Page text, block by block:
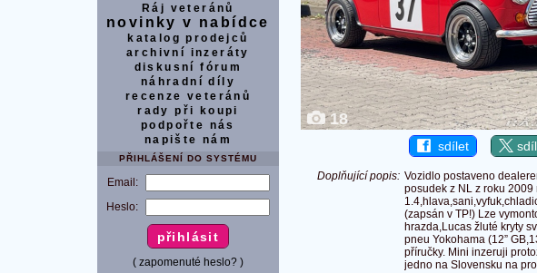
Ráj veteránů
novinky v nabídce
katalog prodejců
archivní inzeráty
diskusní fórum
náhradní díly
recenze veteránů
rady při koupi
podpořte nás
napište nám
PŘIHLÁŠENÍ DO SYSTÉMU
Email:
Heslo:
( zapomenuté heslo? )
18
sdílet
Doplňující popis: Vozidlo postaveno
posudek z NL z roku
(zapsán v TP!) Lze
hrazda,Lucas žluté kryty
pneu Yokohama (12”
příručky. Mini inzeruji
jedno na Slovensku na